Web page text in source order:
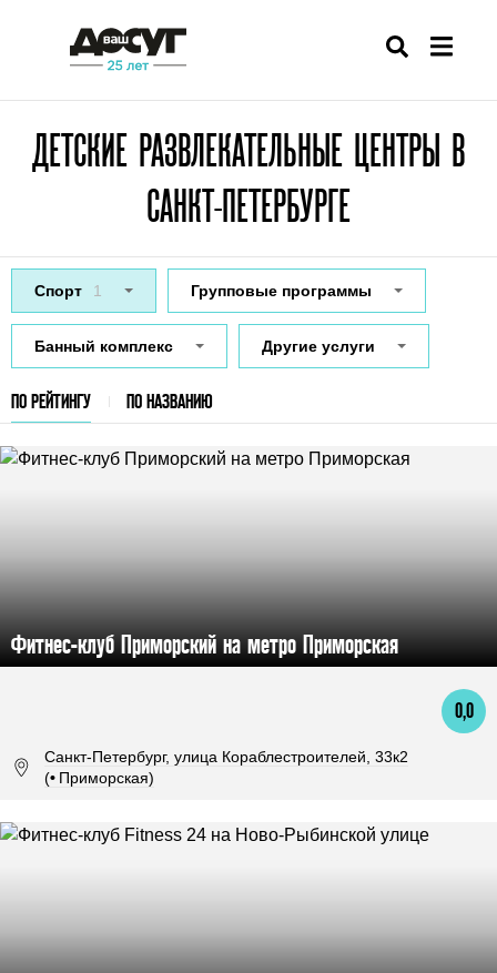
ДЕТСКИЕ РАЗВЛЕКАТЕЛЬНЫЕ ЦЕНТРЫ В
САНКТ-ПЕТЕРБУРГЕ
Спорт 1 Групповые программы
Банный комплекс Другие услуги
ПО РЕЙТИНГУ ПО НАЗВАНИЮ
Фитнес-клуб Приморский на метро Приморская
0,0
Санкт-Петербург, улица Кораблестроителей, 33к2
(• Приморская)